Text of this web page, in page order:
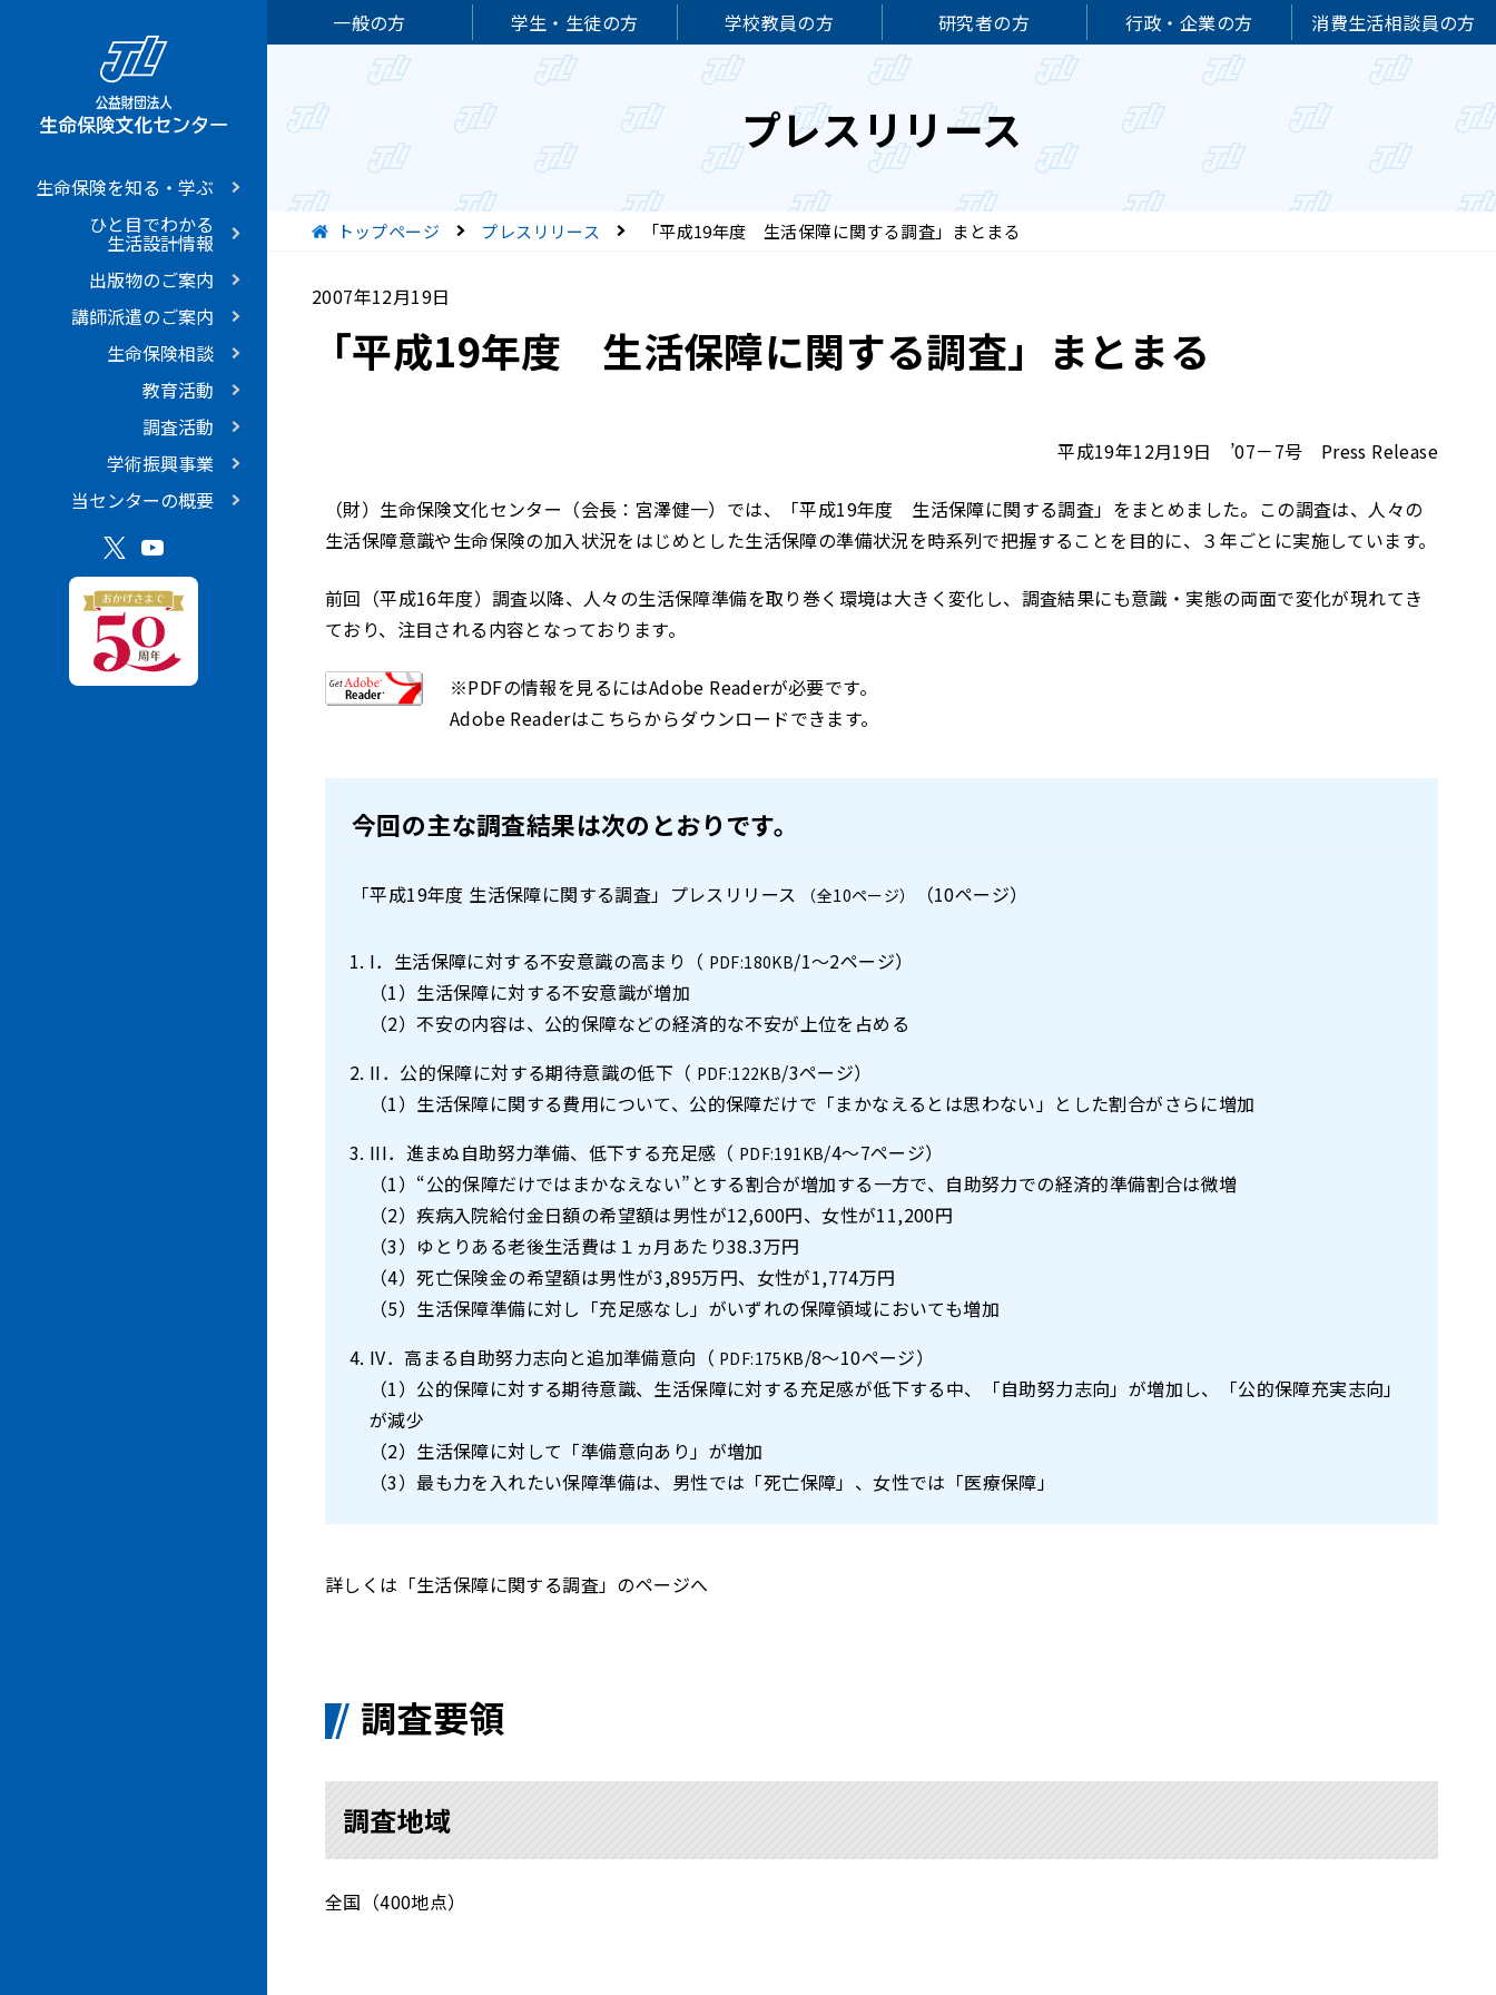
一般の方 学生・生徒の方 学校教員の方 研究者の方 行政・企業の方 消費生活相談員の方
生命保険を知る・学ぶ
ひと目でわかる
生活設計情報
出版物のご案内
講師派遣のご案内
生命保険相談
教育活動
調査活動
学術振興事業
当センターの概要
プレスリリース
現在位置 トップページ プレスリリース 「平成19年度 生活保障に関する調査」まとまる
2007年12月19日
「平成19年度 生活保障に関する調査」まとまる
平成19年12月19日 ’07－7号 Press Release
（財）生命保険文化センター（会長：宮澤健一）では、「平成19年度 生活保障に関する調査」をまとめました。この調査は、人々の
生活保障意識や生命保険の加入状況をはじめとした生活保障の準備状況を時系列で把握することを目的に、３年ごとに実施しています。
前回（平成16年度）調査以降、人々の生活保障準備を取り巻く環境は大きく変化し、調査結果にも意識・実態の両面で変化が現れてき
ており、注目される内容となっております。
※PDFの情報を見るにはAdobe Readerが必要です。
Adobe Readerはこちらからダウンロードできます。
今回の主な調査結果は次のとおりです。
「平成19年度 生活保障に関する調査」プレスリリース （全10ページ） （10ページ）
I．生活保障に対する不安意識の高まり（ PDF:180KB/1～2ページ）
（1）生活保障に対する不安意識が増加
（2）不安の内容は、公的保障などの経済的な不安が上位を占める
II．公的保障に対する期待意識の低下（ PDF:122KB/3ページ）
（1）生活保障に関する費用について、公的保障だけで「まかなえるとは思わない」とした割合がさらに増加
III．進まぬ自助努力準備、低下する充足感（ PDF:191KB/4～7ページ）
（1）“公的保障だけではまかなえない”とする割合が増加する一方で、自助努力での経済的準備割合は微増
（2）疾病入院給付金日額の希望額は男性が12,600円、女性が11,200円
（3）ゆとりある老後生活費は１ヵ月あたり38.3万円
（4）死亡保険金の希望額は男性が3,895万円、女性が1,774万円
（5）生活保障準備に対し「充足感なし」がいずれの保障領域においても増加
IV．高まる自助努力志向と追加準備意向（ PDF:175KB/8～10ページ）
（1）公的保障に対する期待意識、生活保障に対する充足感が低下する中、「自助努力志向」が増加し、「公的保障充実志向」
が減少
（2）生活保障に対して「準備意向あり」が増加
（3）最も力を入れたい保障準備は、男性では「死亡保障」、女性では「医療保障」
詳しくは「生活保障に関する調査」のページへ
調査要領
調査地域
全国（400地点）